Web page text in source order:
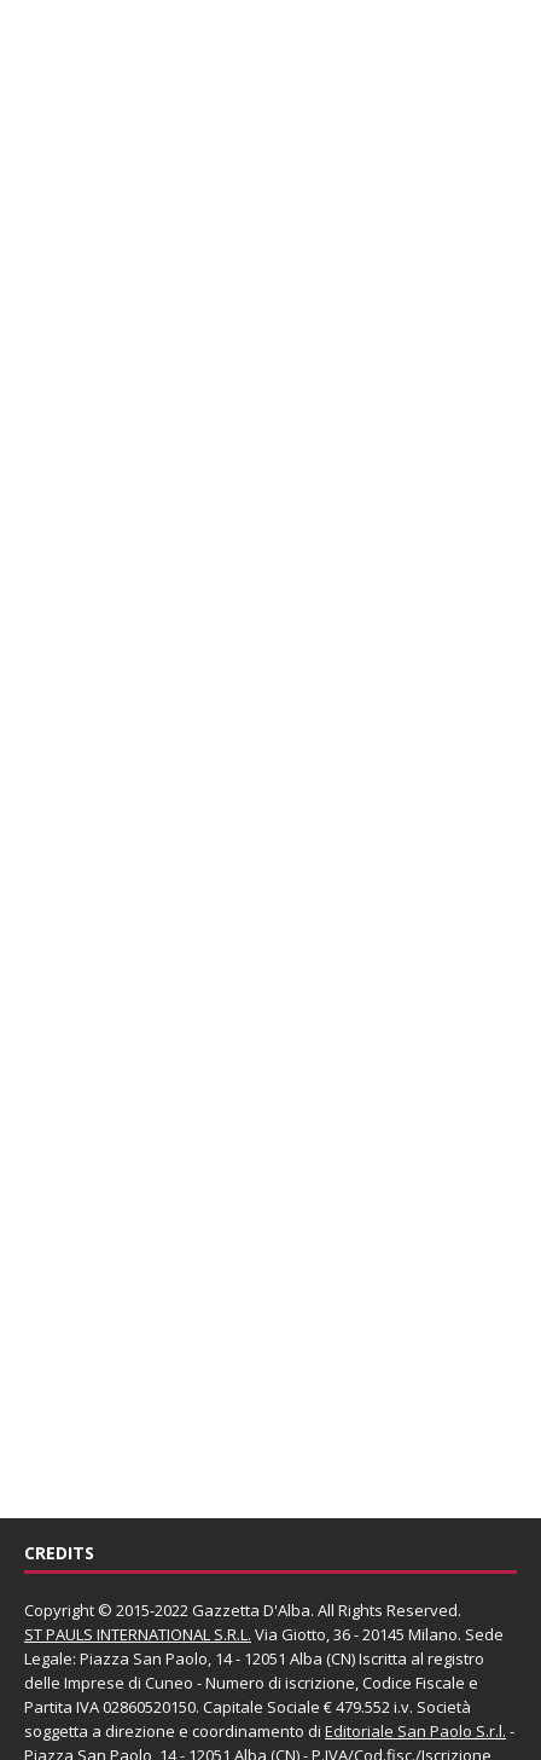
CREDITS
Copyright © 2015-2022 Gazzetta D'Alba. All Rights Reserved.
ST PAULS INTERNATIONAL S.R.L. Via Giotto, 36 - 20145 Milano. Sede
Legale: Piazza San Paolo, 14 - 12051 Alba (CN) Iscritta al registro
delle Imprese di Cuneo - Numero di iscrizione, Codice Fiscale e
Partita IVA 02860520150. Capitale Sociale € 479.552 i.v. Società
soggetta a direzione e coordinamento di Editoriale San Paolo S.r.l. -
Piazza San Paolo, 14 - 12051 Alba (CN) - P.IVA/Cod.fisc./Iscrizione